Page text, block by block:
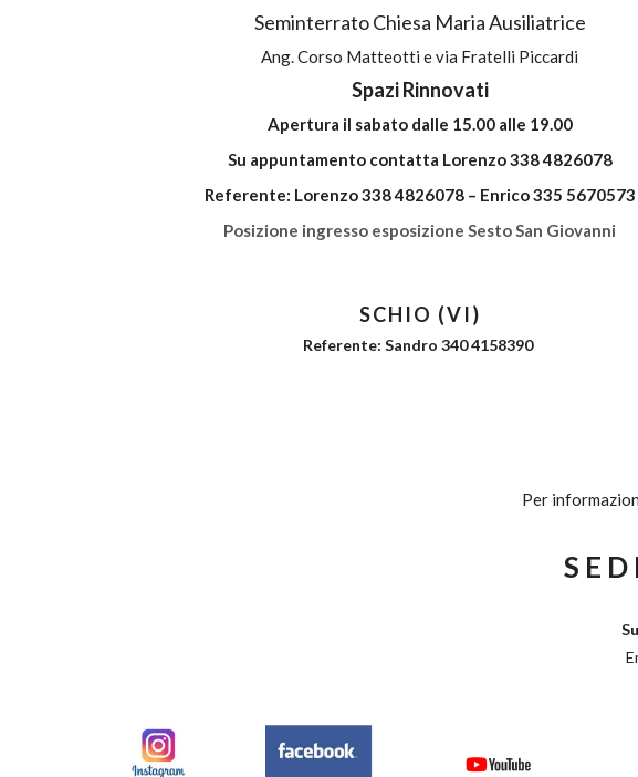
Seminterrato Chiesa Maria Ausiliatrice
Ang. Corso Matteotti e via Fratelli Piccardi
Spazi Rinnovati
Apertura il sabato dalle 15.00 alle 19.00
Su appuntamento contatta Lorenzo 338 4826078
Referente: Lorenzo 338 4826078 – Enrico 335 5670573
Posizione ingresso esposizione Sesto San Giovanni
SCHIO (VI)
Referente: Sandro 340 4158390
Per
S